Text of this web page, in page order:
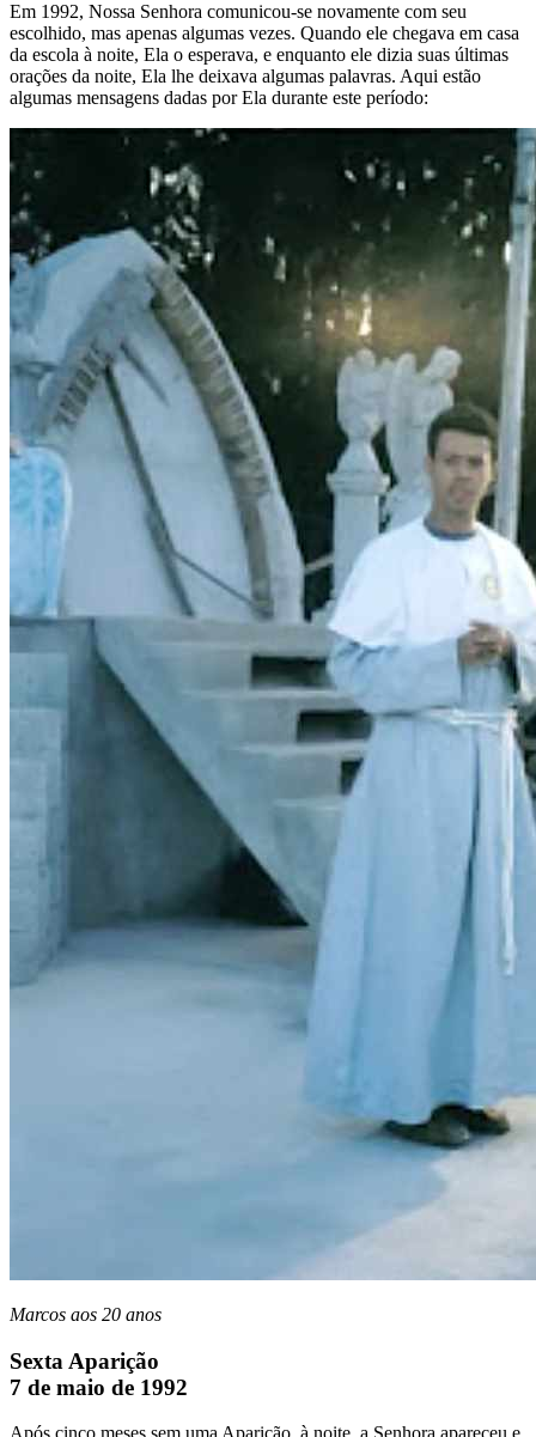
Em 1992, Nossa Senhora comunicou-se novamente com seu
escolhido, mas apenas algumas vezes. Quando ele chegava em casa
da escola à noite, Ela o esperava, e enquanto ele dizia suas últimas
orações da noite, Ela lhe deixava algumas palavras. Aqui estão
algumas mensagens dadas por Ela durante este período:
Marcos aos 20 anos
Sexta Aparição
7 de maio de 1992